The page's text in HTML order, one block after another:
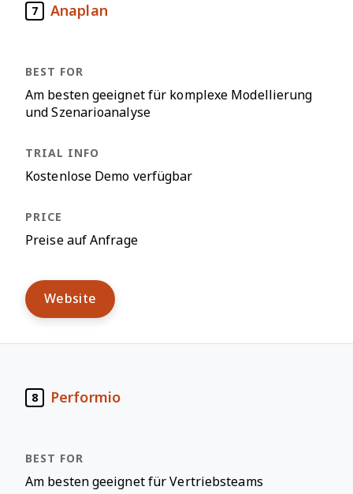
7 Anaplan
Am besten geeignet für komplexe Modellierung
und Szenarioanalyse
Kostenlose Demo verfügbar
Preise auf Anfrage
Website
8 Performio
Am besten geeignet für Vertriebsteams